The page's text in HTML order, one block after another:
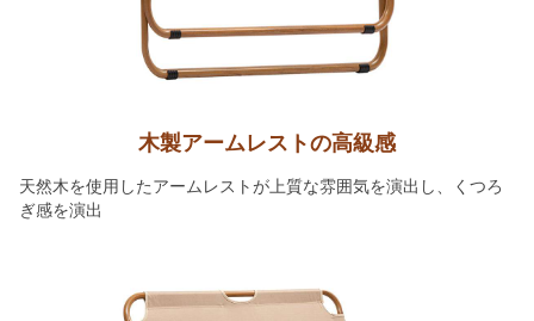
木製アームレストの高級感
天然木を使用したアームレストが上質な雰囲気を演出し、くつろ
ぎ感を演出